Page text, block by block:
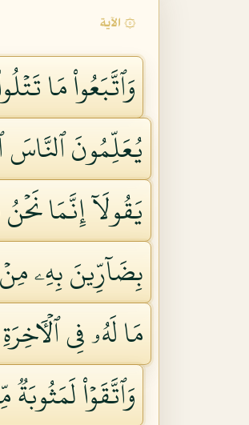
۞ الآية
وَٱتَّبَعُواْ مَا
يُعَلِّمُونَ
يَقُولَآ إِنَّمَا
بِضَآرِّينَ بِهِۦ
مَا لَهُۥ فِي
وَٱتَّقَوۡاْ لَمَثُوبَةٞ